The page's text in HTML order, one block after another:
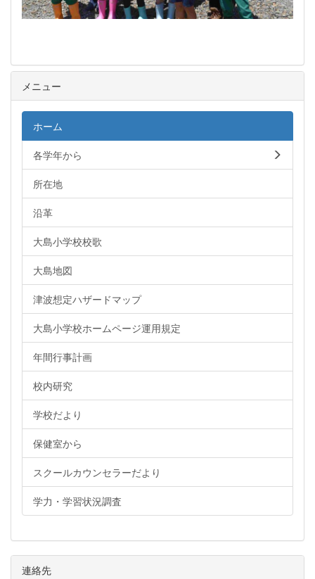
メニュー
ホーム
各学年から
所在地
沿革
大島小学校校歌
大島地図
津波想定ハザードマップ
大島小学校ホームページ運用規定
年間行事計画
校内研究
学校だより
保健室から
スクールカウンセラーだより
学力・学習状況調査
連絡先